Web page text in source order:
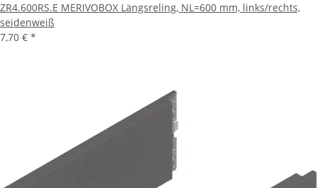
ZR4.600RS.E MERIVOBOX Längsreling, NL=600 mm, links/rechts,
seidenweiß
7,70 € *